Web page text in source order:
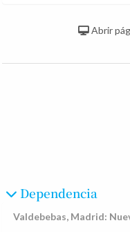
Abrir
Dependencia
Valdebebas, Madrid: